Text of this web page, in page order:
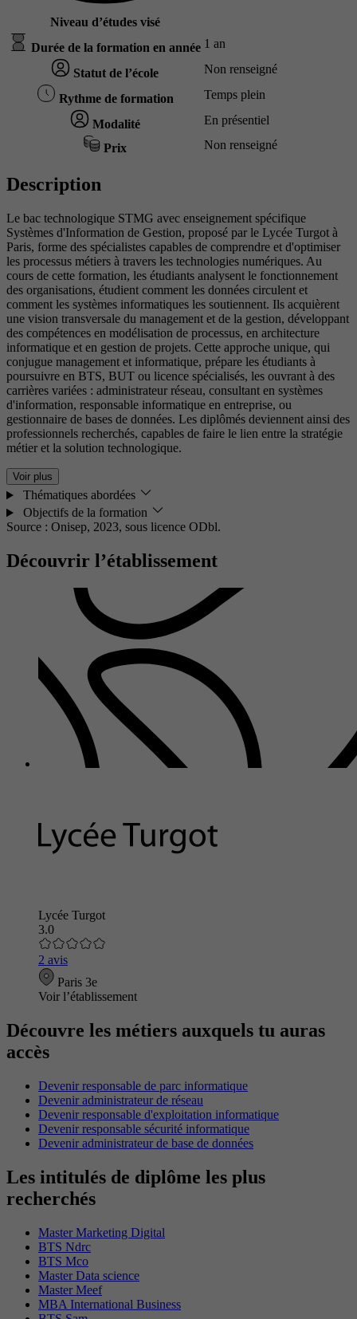
Niveau d’études visé
Durée de la formation en année 1 an
Statut de l’école Non renseigné
Rythme de formation Temps plein
Modalité En présentiel
Prix Non renseigné
Description
Le bac technologique STMG avec enseignement spécifique
Systèmes d'Information de Gestion, proposé par le Lycée Turgot à
Paris, forme des spécialistes capables de comprendre et d'optimiser
les processus métiers à travers les technologies numériques. Au
cours de cette formation, les étudiants analysent le fonctionnement
des organisations, étudient comment les données circulent et
comment les systèmes informatiques les soutiennent. Ils acquièrent
une vision transversale du management et de la gestion, développant
des compétences en modélisation de processus, en architecture
informatique et en gestion de projets. Cette approche unique, qui
conjugue management et informatique, prépare les étudiants à
poursuivre en BTS, BUT ou licence spécialisés, les ouvrant à des
carrières variées : administrateur réseau, consultant en systèmes
d'information, responsable informatique en entreprise, ou
gestionnaire de bases de données. Les diplômés deviennent ainsi des
professionnels recherchés, capables de faire le lien entre la stratégie
métier et la solution technologique.
Voir plus
Thématiques abordées
Objectifs de la formation
Source : Onisep, 2023, sous licence ODbl.
Découvrir l’établissement
Lycée Turgot
3.0
2 avis
Paris 3e
Voir l’établissement
Découvre les métiers auxquels tu auras
accès
Devenir responsable de parc informatique
Devenir administrateur de réseau
Devenir responsable d'exploitation informatique
Devenir responsable sécurité informatique
Devenir administrateur de base de données
Les intitulés de diplôme les plus
recherchés
Master Marketing Digital
BTS Ndrc
BTS Mco
Master Data science
Master Meef
MBA International Business